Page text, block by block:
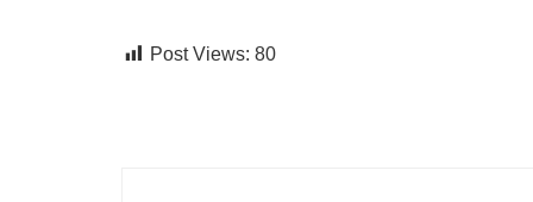
Post Views: 80